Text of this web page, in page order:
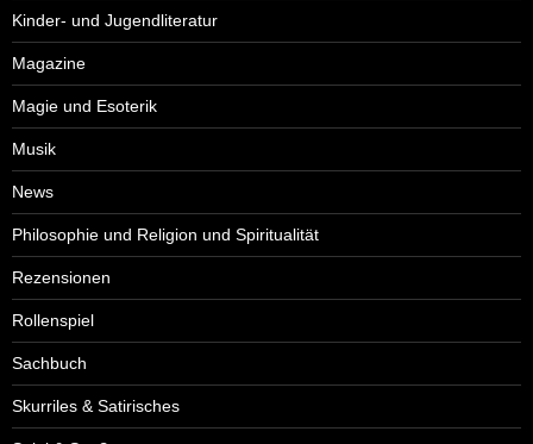
Kinder- und Jugendliteratur
Magazine
Magie und Esoterik
Musik
News
Philosophie und Religion und Spiritualität
Rezensionen
Rollenspiel
Sachbuch
Skurriles & Satirisches